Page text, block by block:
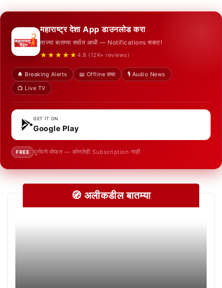
महाराष्ट्र देशा App डाउनलोड करा
ताज्या बातम्या सर्वात आधी — Notifications सकट!
★★★★★ 4.8 (12K+ reviews)
🔔 Breaking Alerts 📖 Offline वाचा
🎙️ Audio News
📺 Live TV
GET IT ON
Google Play
FREE पूर्णपणे मोफत — कोणतेही Subscription नाही
🧭 अलीकडील बातम्या